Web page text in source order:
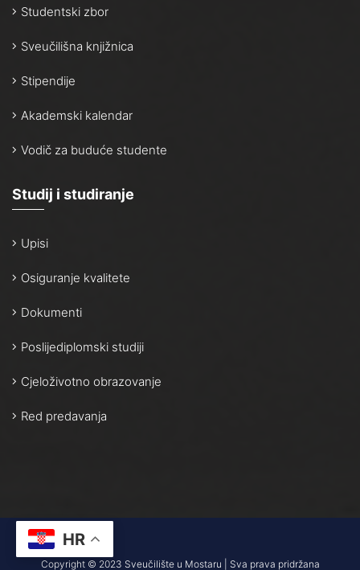
Studentski zbor
Sveučilišna knjižnica
Stipendije
Akademski kalendar
Vodič za buduće studente
Studij i studiranje
Upisi
Osiguranje kvalitete
Dokumenti
Poslijediplomski studiji
Cjeloživotno obrazovanje
Red predavanja
Copyright © 2023 Sveučilište u Mostaru | Sva prava pridržana
HR